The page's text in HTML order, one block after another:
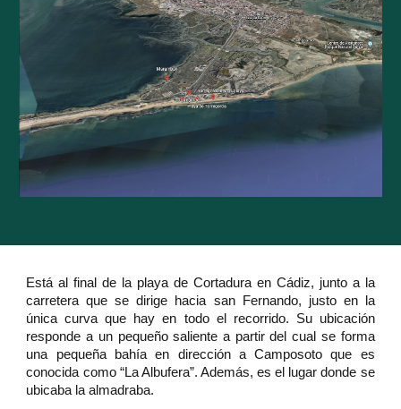
Está al final de la playa de Cortadura en Cádiz, junto a la
carretera que se dirige hacia san Fernando, justo en la
única curva que hay en todo el recorrido. Su ubicación
responde a un pequeño saliente a partir del cual se forma
una pequeña bahía en dirección a Camposoto que es
conocida como “La Albufera”. Además, es el lugar donde se
ubicaba la almadraba.